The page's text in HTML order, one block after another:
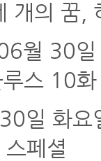
개의 꿈,
월 30일
스 10화
일 화요
페셜